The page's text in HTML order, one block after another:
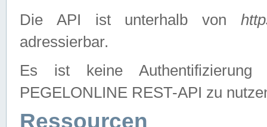
Die API ist unterhalb von
adressierbar.
Es ist keine
PEGELONLINE REST-API zu
Ressourcen